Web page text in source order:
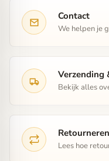
Contact
We helpen je
Verzending
Bekijk alles
Lees hoe